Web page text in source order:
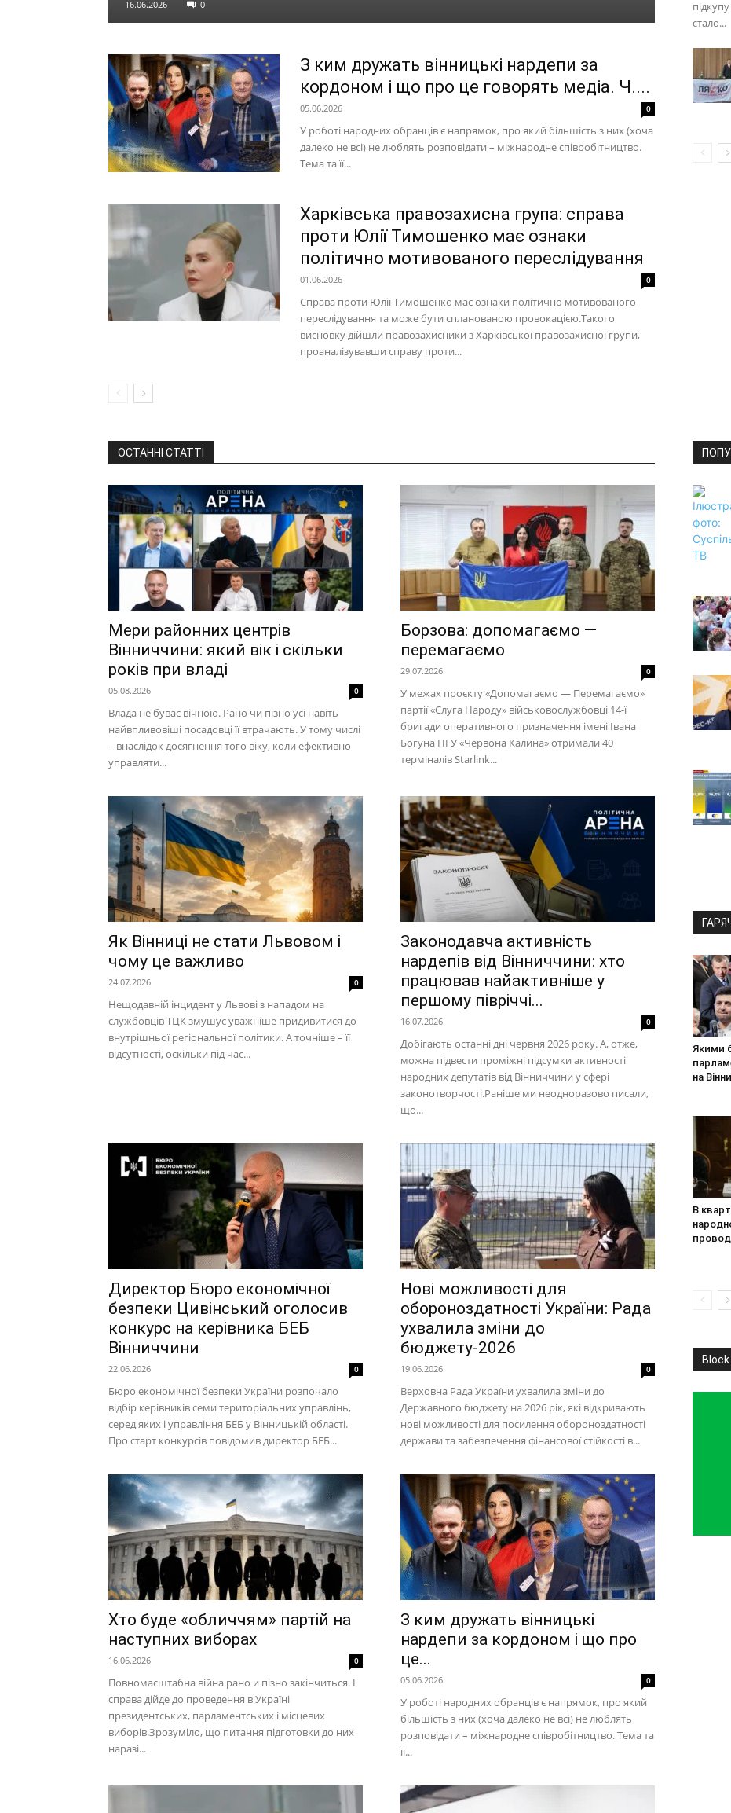
16.06.2026 0
З ким дружать вінницькі нардепи за
кордоном і що про це говорять медіа. Ч....
05.06.2026 0
У роботі народних обранців є напрямок, про який більшість з них (хоча
далеко не всі) не люблять розповідати – міжнародне співробітництво.
Тема та її...
Харківська правозахисна група: справа
проти Юлії Тимошенко має ознаки
політично мотивованого переслідування
01.06.2026 0
Справа проти Юлії Тимошенко має ознаки політично мотивованого
переслідування та може бути спланованою провокацією.Такого
висновку дійшли правозахисники з Харківської правозахисної групи,
проаналізувавши справу проти...
стало...
ОСТАННІ СТАТТІ
Мери районних центрів
Вінниччини: який вік і скільки
років при владі
05.08.2026 0
Влада не буває вічною. Рано чи пізно усі навіть
найвпливовіші посадовці її втрачають. У тому числі
– внаслідок досягнення того віку, коли ефективно
управляти...
Борзова: допомагаємо —
перемагаємо
29.07.2026 0
У межах проєкту «Допомагаємо — Перемагаємо»
партії «Слуга Народу» військовослужбовці 14-ї
бригади оперативного призначення імені Івана
Богуна НГУ «Червона Калина» отримали 40
терміналів Starlink...
Як Вінниці не стати Львовом і
чому це важливо
24.07.2026 0
Нещодавній інцидент у Львові з нападом на
службовців ТЦК змушує уважніше придивитися до
внутрішньої регіональної політики. А точніше – її
відсутності, оскільки під час...
Законодавча активність
нардепів від Вінниччини: хто
працював найактивніше у
першому півріччі...
16.07.2026 0
Добігають останні дні червня 2026 року. А, отже,
можна підвести проміжні підсумки активності
народних депутатів від Вінниччини у сфері
законотворчості.Раніше ми неодноразово писали,
що...
Директор Бюро економічної
безпеки Цивінський оголосив
конкурс на керівника БЕБ
Вінниччини
22.06.2026 0
Бюро економічної безпеки України розпочало
відбір керівників семи територіальних управлінь,
серед яких і управління БЕБ у Вінницькій області.
Про старт конкурсів повідомив директор БЕБ...
Нові можливості для
обороноздатності України: Рада
ухвалила зміни до
бюджету-2026
19.06.2026 0
Верховна Рада України ухвалила зміни до
Державного бюджету на 2026 рік, які відкривають
нові можливості для посилення обороноздатності
держави та забезпечення фінансової стійкості в...
Хто буде «обличчям» партій на
наступних виборах
16.06.2026 0
Повномасштабна війна рано и пізно закінчиться. І
справа дійде до проведення в Україні
президентських, парламентських і місцевих
виборів.Зрозуміло, що питання підготовки до них
наразі...
З ким дружать вінницькі
нардепи за кордоном і що про
це...
05.06.2026 0
У роботі народних обранців є напрямок, про який
більшість з них (хоча далеко не всі) не люблять
розповідати – міжнародне співробітництво. Тема та
її...
Якими
на
В